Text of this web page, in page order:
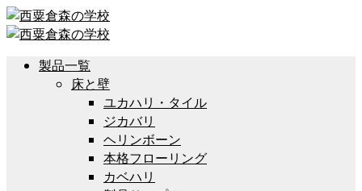
製品一覧
床と壁
ユカハリ・タイル
ジカバリ
ヘリンボーン
本格フローリング
カベハリ